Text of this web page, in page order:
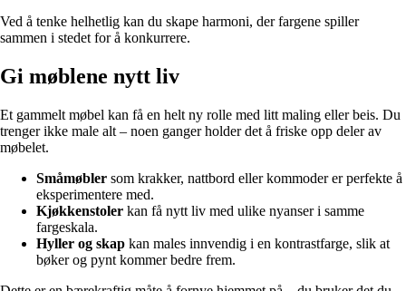
Ved å tenke helhetlig kan du skape harmoni, der fargene spiller
sammen i stedet for å konkurrere.
Gi møblene nytt liv
Et gammelt møbel kan få en helt ny rolle med litt maling eller beis. Du
trenger ikke male alt – noen ganger holder det å friske opp deler av
møbelet.
Småmøbler som krakker, nattbord eller kommoder er perfekte å
eksperimentere med.
Kjøkkenstoler kan få nytt liv med ulike nyanser i samme
fargeskala.
Hyller og skap kan males innvendig i en kontrastfarge, slik at
bøker og pynt kommer bedre frem.